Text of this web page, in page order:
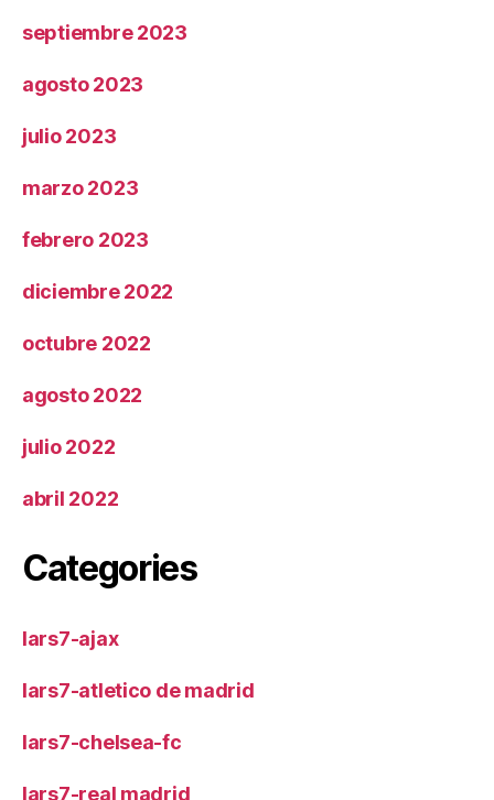
septiembre 2023
agosto 2023
julio 2023
marzo 2023
febrero 2023
diciembre 2022
octubre 2022
agosto 2022
julio 2022
abril 2022
Categories
lars7-ajax
lars7-atletico de madrid
lars7-chelsea-fc
lars7-real madrid